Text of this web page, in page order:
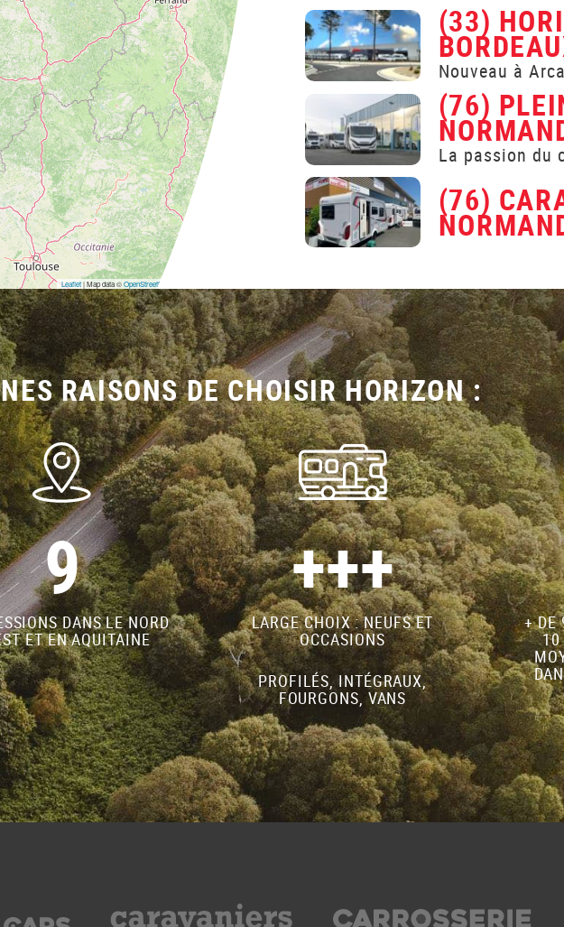
Leaflet| Map data ©OpenStreetMap
(33)
Nouveau à
(76)
La passion du
(76)
RAISONS DE CHOISIR HORIZON :
9
DANS LE NORD
ET EN AQUITAINE
+++
LARGE CHOIX : NEUFS ET
OCCASIONS
PROFILÉS, INTÉGRAUX,
FOURGONS, VANS
+ DE
10